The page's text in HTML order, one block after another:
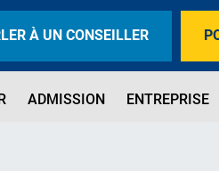
À UN CONSEILLER
ADMISSION ENTREPRISE